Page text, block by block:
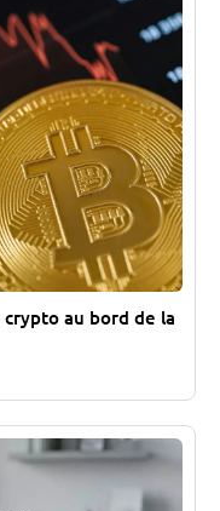
au bord de la